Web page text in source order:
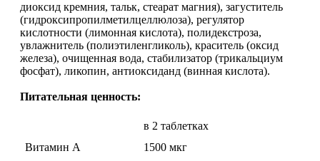
Батончики и напитки
НАЗАД
Напитки
диоксид кремния, тальк, стеарат магния), загуститель
(гидроксипропилметилцеллюлоза), регулятор
кислотности (лимонная кислота), полидекстроза,
увлажнитель (полиэтиленгликоль), краситель (оксид
железа), очищенная вода, стабилизатор (трикальциум
фосфат), ликопин, антиоксиданд (винная кислота).
Питательная ценность:
в 2 таблетках
Витамин А
1500 мкг